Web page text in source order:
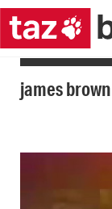
james brown